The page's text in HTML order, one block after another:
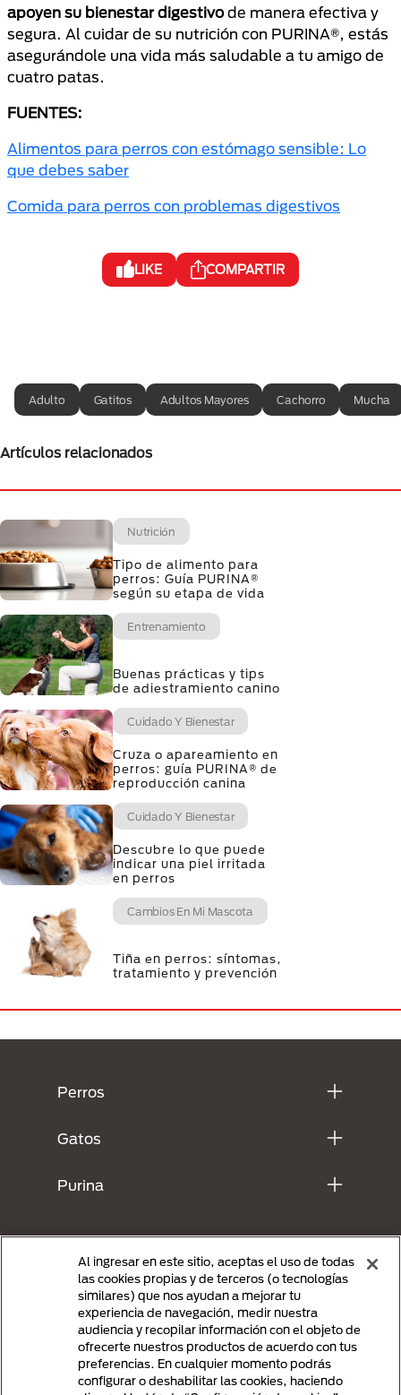
apoyen su bienestar digestivode manera efectiva y
segura. Al cuidar de su nutrición con PURINA®, estás
asegurándole una vida más saludable a tu amigo de
cuatro patas.
FUENTES:
Alimentos para perros con estómago sensible: Lo
que debes saber
Comida para perros con problemas digestivos
LIKE COMPARTIR
Adulto Gatitos Adultos Mayores Cachorro Mucha
Artículos relacionados
Nutrición
Tipo de alimento para
perros: Guía PURINA®
según su etapa de vida
Entrenamiento
Buenas prácticas y tips
de adiestramiento canino
Cuidado Y Bienestar
Cruza o apareamiento en
perros: guía PURINA® de
reproducción canina
Cuidado Y Bienestar
Descubre lo que puede
indicar una piel irritada
en perros
Cambios En Mi Mascota
Tiña en perros: síntomas,
tratamiento y prevención
Perros
Gatos
Purina
Menu Footer Secundario Purina
Al ingresar en este sitio, aceptas el uso de todas
las cookies propias y de terceros (o tecnologías
similares) que nos ayudan a mejorar tu
experiencia de navegación, medir nuestra
audiencia y recopilar información con el objeto de
ofrecerte nuestros productos de acuerdo con tus
preferencias. En cualquier momento podrás
configurar o deshabilitar las cookies, haciendo